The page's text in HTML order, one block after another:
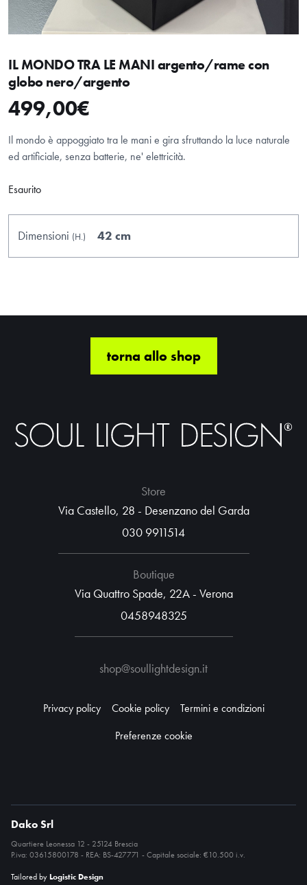
ABOUT
SHOP
IL MONDO TRA LE MANI argento/rame con
globo nero/argento
499,00€
Il mondo è appoggiato tra le mani e gira sfruttando la luce naturale
ed artificiale, senza batterie, ne' elettricità.
Esaurito
Dimensioni (H.) 42 cm
torna allo shop
Store
Via Castello, 28 - Desenzano del Garda
030 9911514
Boutique
Via Quattro Spade, 22A - Verona
0458948325
shop@soullightdesign.it
Privacy policy Cookie policy
Termini e condizioni
Preferenze cookie
Dako Srl
Quartiere Leonessa 12 - 25124 Brescia
P.iva: 03615800178 - REA: BS-427771 - Capitale sociale: €10.500 i.v.
Tailored byLogistic Design